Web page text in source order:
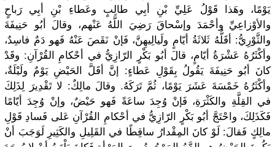
يَوْمًا، وهَذا قَوْلُ عَلِيِّ بْنِ أبِي طالِبٍ وعَطاءِ بْنِ أبِي رَباحٍ
والأوْزاعِيِّ وأحْمَدَ وإسْحاقَ رَضِيَ اللَّهُ عَنْهم، وقالَ أبُو حَنِيفَةَ
والثَّوْرِيُّ: أقَلُّهُ ثَلاثَةُ أيّامٍ ولَيالِيهِنَّ، فَإنْ نَقَصَ عَنْهُ فَهو دَمٌ فاسِدٌ،
وأكْثَرُهُ عَشْرَةُ أيّامٍ، قالَ أبُو بَكْرٍ الرّازِيُّ في أحْكامِ القُرْآنِ: وقَدْ
كانَ أبُو حَنِيفَةَ يَقُولُ بِقَوْلِ عَطاءٍ: إنَّ أقَلَّ الحَيْضِ يَوْمٌ ولَيْلَةٌ،
وأكْثَرُهُ خَمْسَةَ عَشَرَ يَوْمًا، ثُمَّ تَرَكَهُ. وقالَ مالِكٌ: لا تَقْدِيرَ لِذَلِكَ
في القِلَّةِ والكَثْرَةِ، فَإنْ وُجِدَ ساعَةً فَهو حَيْضٌ، وإنْ وُجِدَ أيّامًا
فَكَذَلِكَ، واحْتَجَّ أبُو بَكْرٍ الرّازِيُّ في أحْكامِ القُرْآنِ عَلى فَسادِ قَوْلِ
مالِكٍ فَقالَ: لَوْ كانَ المِقْدارُ ساقِطًا في القَلِيلِ والكَثِيرِ لَوَجَبَ أنْ